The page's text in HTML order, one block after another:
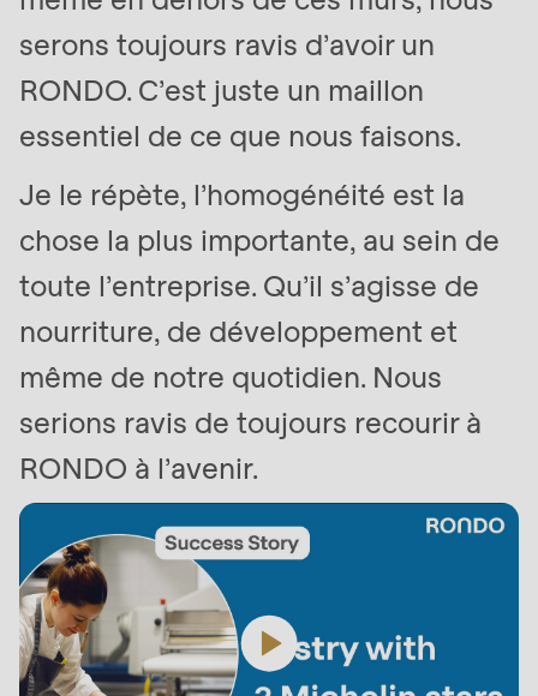
serons toujours ravis d’avoir un
RONDO. C’est juste un maillon
essentiel de ce que nous faisons.
Je le répète, l’homogénéité est la
chose la plus importante, au sein de
toute l’entreprise. Qu’il s’agisse de
nourriture, de développement et
même de notre quotidien. Nous
serions ravis de toujours recourir à
RONDO à l’avenir.